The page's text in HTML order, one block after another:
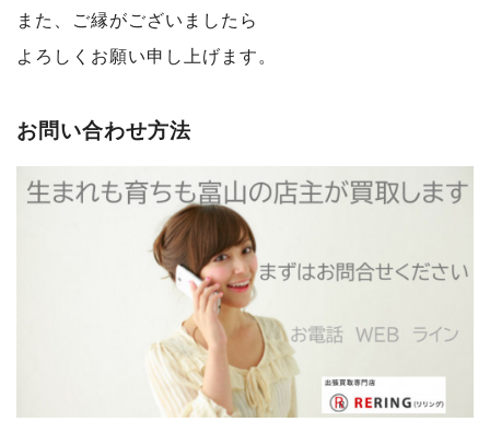
また、ご縁がございましたら
よろしくお願い申し上げます。
お問い合わせ方法